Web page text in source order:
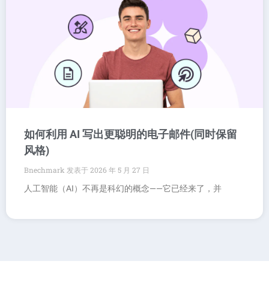
如何利用 AI 写出更聪明的电子邮件(同时保留
风格)
Bnechmark
2026 年 5 月 27 日
人工智能（AI）不再是科幻的概念——它已经来了，并